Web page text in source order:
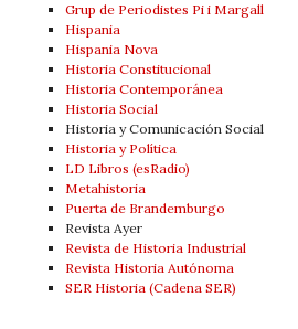
Grup de Periodistes Pi i Margall
Hispania
Hispania Nova
Historia Constitucional
Historia Contemporánea
Historia Social
Historia y Comunicación Social
Historia y Política
LD Libros (esRadio)
Metahistoria
Puerta de Brandemburgo
Revista Ayer
Revista de Historia Industrial
Revista Historia Autónoma
SER Historia (Cadena SER)